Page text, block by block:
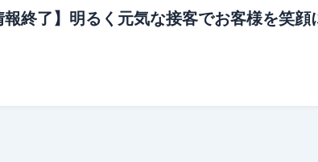
報終了】明るく元気な接客でお客様を笑